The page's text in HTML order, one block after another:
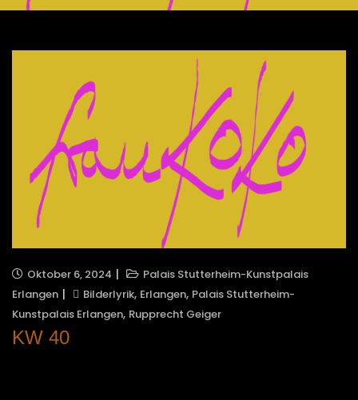
Oktober 6, 2024
Palais Stutterheim-Kunstpalais
Erlangen
Bilderlyrik, Erlangen, Palais Stutterheim-
Kunstpalais Erlangen, Rupprecht Geiger
KW 40